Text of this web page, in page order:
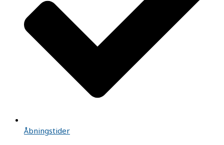
Åbningstider